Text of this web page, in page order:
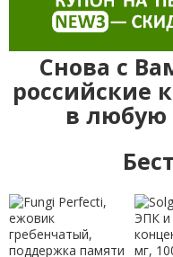
Снова с
российские
в любую